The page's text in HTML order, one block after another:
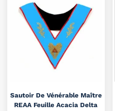
Sautoir De Vénérable Maître
REAA Feuille Acacia Delta